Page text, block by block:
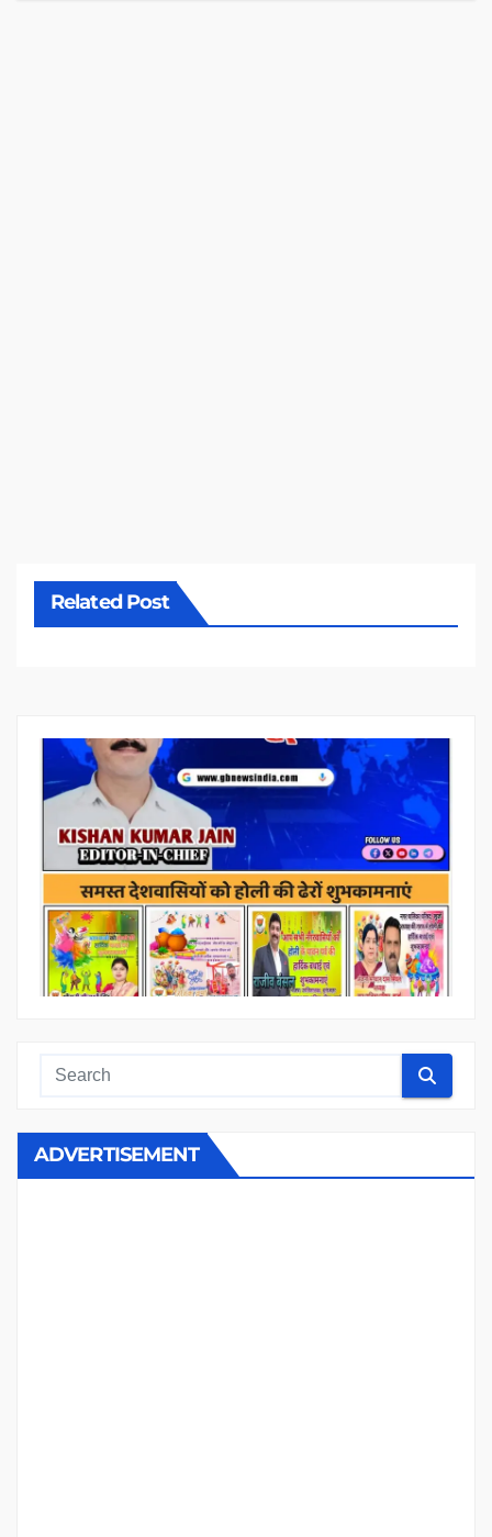
Related Post
ADVERTISEMENT